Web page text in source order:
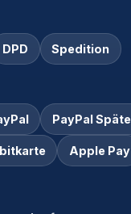
DPD Spedition
PayPal
Apple Pay